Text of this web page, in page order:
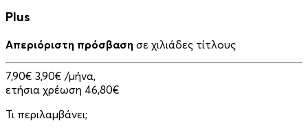
Plus
Απεριόριστη πρόσβαση σε χιλιάδες τίτλους
7,90€ 3,90€ /μήνα,
ετήσια χρέωση 46,80€
Τι περιλαμβάνει;